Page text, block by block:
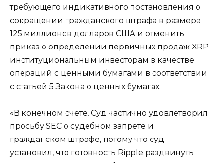
требующего индикативного постановления о
сокращении гражданского штрафа в размере
125 миллионов долларов США и отменить
приказ о определении первичных продаж XRP
институциональным инвесторам в качестве
операций с ценными бумагами в соответствии
с статьей 5 Закона о ценных бумагах.
«В конечном счете, Суд частично удовлетворил
просьбу SEC о судебном запрете и
гражданском штрафе, потому что суд
установил, что готовность Ripple раздвинуть